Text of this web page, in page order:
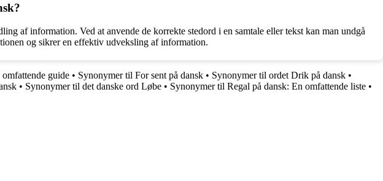
af information. Ved at anvende de korrekte stedord i en samtale eller tekst kan man undgå
og sikrer en effektiv udveksling af information.
guide • Synonymer til For sent på dansk • Synonymer til ordet Drik på dansk •
• Synonymer til det danske ord Løbe • Synonymer til Regal på dansk: En omfattende liste •